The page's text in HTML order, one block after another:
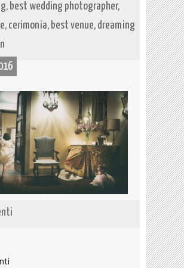
best wedding photographer,
cerimonia, best venue, dreaming